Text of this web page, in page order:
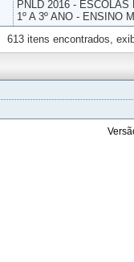
PNLD 2016 -
1º A 3º ANO - ENSINO
613 itens encontrados,